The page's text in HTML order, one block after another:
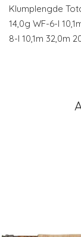
Klumplengde
14,0g WF-6-I
8-I 10,1m 32,0m